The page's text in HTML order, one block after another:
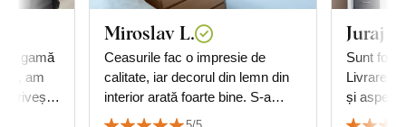
O gamă
am
Miroslav L.
Ceasurile fac o impresie de
calitate, iar decorul din lemn din
interior arată foarte bine. S-a
reușit să se potrivească cu
Juraj G.
Sunt
Livrarea,
și